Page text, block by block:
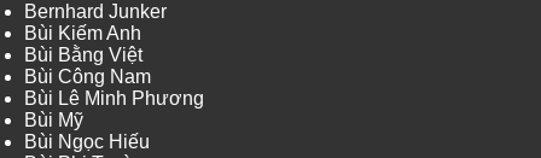
Bernhard Junker
Bùi Kiếm Anh
Bùi Bằng Việt
Bùi Công Nam
Bùi Lê Minh Phương
Bùi Mỹ
Bùi Ngọc Hiếu